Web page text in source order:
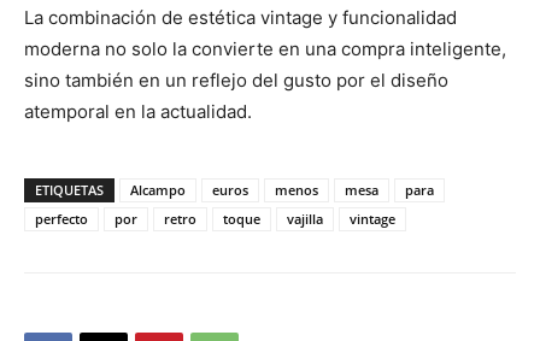
La combinación de estética vintage y funcionalidad
moderna no solo la convierte en una compra inteligente,
sino también en un reflejo del gusto por el diseño
atemporal en la actualidad.
ETIQUETAS Alcampo euros menos mesa
para
perfecto
por retro toque vajilla vintage